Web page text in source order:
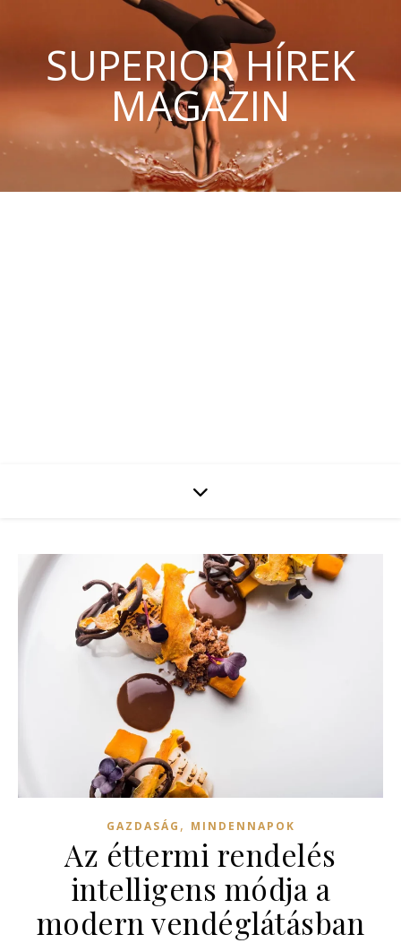
SUPERIOR HÍREK
MAGAZIN
GAZDASÁG , MINDENNAPOK
Az éttermi rendelés
intelligens módja a
modern vendéglátásban